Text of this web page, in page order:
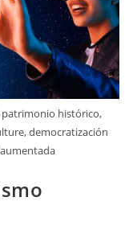
histórico,
democratización